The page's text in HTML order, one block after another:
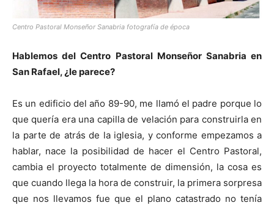
Centro Pastoral Monseñor Sanabria fotografía de época
Hablemos del Centro Pastoral Monseñor Sanabria en
San Rafael, ¿le parece?
Es un edificio del año 89-90, me llamó el padre porque lo
que quería era una capilla de velación para construirla en
la parte de atrás de la iglesia, y conforme empezamos a
hablar, nace la posibilidad de hacer el Centro Pastoral,
cambia el proyecto totalmente de dimensión, la cosa es
que cuando llega la hora de construir, la primera sorpresa
que nos llevamos fue que el plano catastrado no tenía